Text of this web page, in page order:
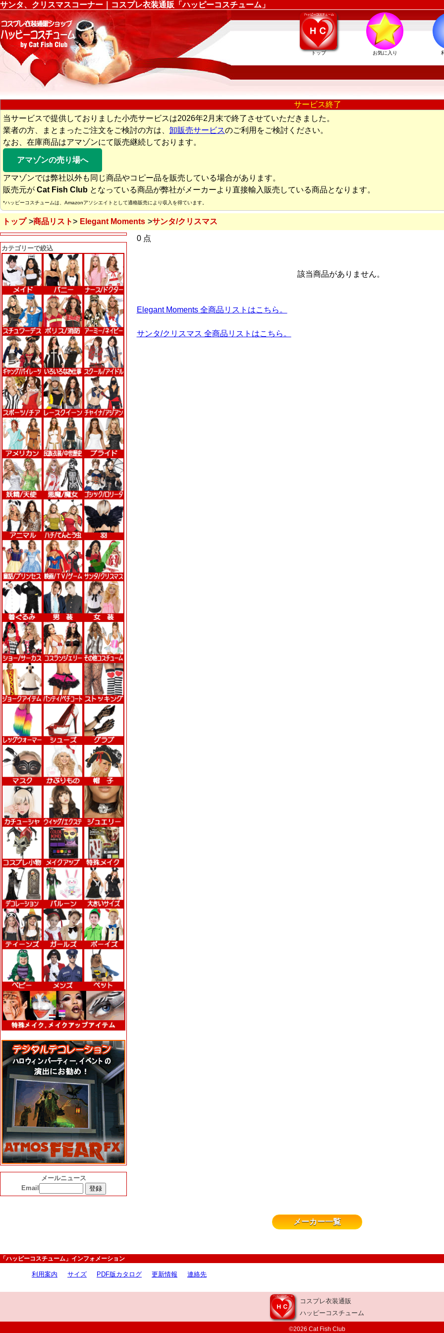
サンタ、クリスマスコーナー｜コスプレ衣装通販「ハッピーコスチューム」
トップ お気に入り
サービス終了
当サービスで提供しておりました小売サービスは2026年2月末で終了させていただきました。
業者の方、まとまったご注文をご検討の方は、 卸販売サービスのご利用をご検討ください。
なお、在庫商品はアマゾンにて販売継続しております。
アマゾンの売り場へ
アマゾンでは弊社以外も同じ商品やコピー品を販売している場合があります。
販売元が Cat Fish Club となっている商品が弊社がメーカーより直接輸入販売している商品となります。
*ハッピーコスチュームは、Amazonアソシエイトとして適格販売により収入を得ています。
トップ 商品リスト Elegant Moments サンタ/クリスマス
カテゴリーで絞込
メールニュース
Email
0 点
該当商品がありません。
Elegant Moments 全商品リストはこちら。
サンタ/クリスマス 全商品リストはこちら。
メーカー一覧
「ハッピーコスチューム」インフォメーション
利用案内 サイズ PDF版カタログ 更新情報 連絡先
コスプレ衣装通販
ハッピーコスチューム
©2026 Cat Fish Club